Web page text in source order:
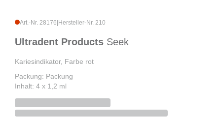
Art.-Nr. 28176 Hersteller-Nr. 210
Ultradent Products Seek
Kariesindikator, Farbe rot
Packung: Packung
Inhalt: 4 x 1,2 ml